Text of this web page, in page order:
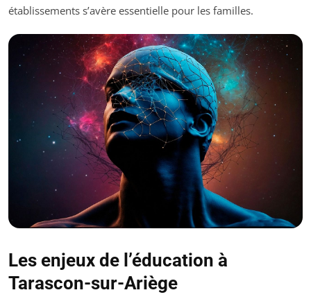
établissements s’avère essentielle pour les familles.
Les enjeux de l’éducation à
Tarascon-sur-Ariège